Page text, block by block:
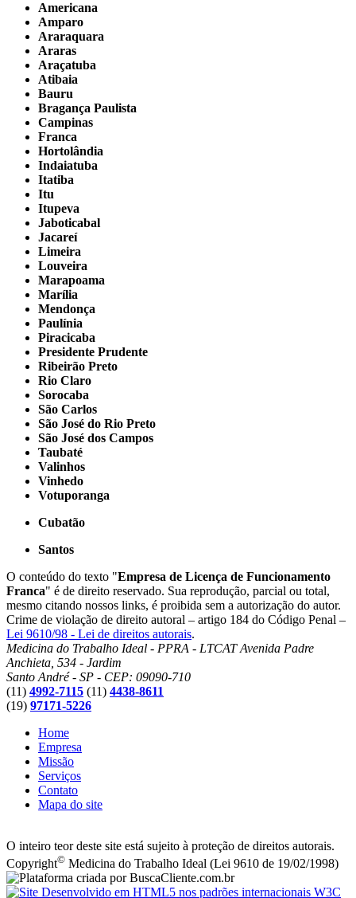
Americana
Amparo
Araraquara
Araras
Araçatuba
Atibaia
Bauru
Bragança Paulista
Campinas
Franca
Hortolândia
Indaiatuba
Itatiba
Itu
Itupeva
Jaboticabal
Jacareí
Limeira
Louveira
Marapoama
Marília
Mendonça
Paulínia
Piracicaba
Presidente Prudente
Ribeirão Preto
Rio Claro
Sorocaba
São Carlos
São José do Rio Preto
São José dos Campos
Taubaté
Valinhos
Vinhedo
Votuporanga
Cubatão
Santos
O conteúdo do texto "Empresa de Licença de Funcionamento
Franca" é de direito reservado. Sua reprodução, parcial ou total,
mesmo citando nossos links, é proibida sem a autorização do autor.
Crime de violação de direito autoral – artigo 184 do Código Penal –
Lei 9610/98 - Lei de direitos autorais.
Medicina do Trabalho Ideal - PPRA - LTCATAvenida Padre
Anchieta, 534 - Jardim
Santo André - SP - CEP: 09090-710
(11) 4992-7115 (11) 4438-8611
(19) 97171-5226
Home
Empresa
Missão
Serviços
Contato
Mapa do site
O inteiro teor deste site está sujeito à proteção de direitos autorais.
Copyright© Medicina do Trabalho Ideal (Lei 9610 de 19/02/1998)